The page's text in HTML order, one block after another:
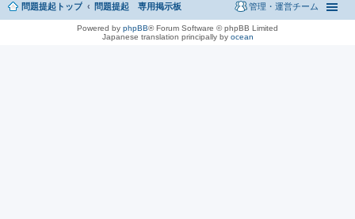
問題提起トップ 問題提起 専用掲示板 管理・運営チーム
Powered by phpBB® Forum Software © phpBB Limited
Japanese translation principally by ocean